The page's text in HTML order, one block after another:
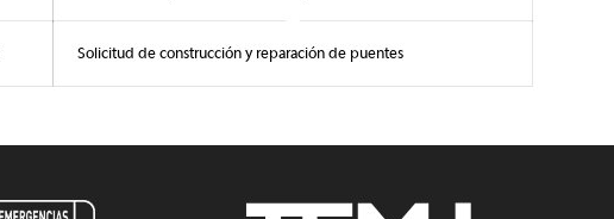
Solicitud de construcción y reparación de puentes